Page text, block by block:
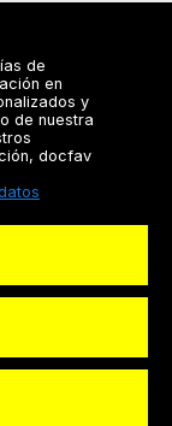
S.L
de
en
y
de nuestra
docfav